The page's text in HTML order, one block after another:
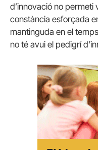
d’innovació no permeti
constància esforçada
mantinguda en el
no té avui el pedigrí